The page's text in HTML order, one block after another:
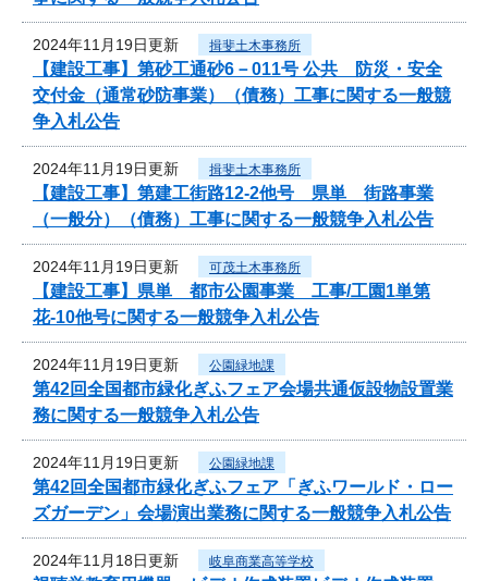
2024年11月19日更新 揖斐土木事務所
【建設工事】第砂工通砂6－011号 公共 防災・安全
交付金（通常砂防事業）（債務）工事に関する一般競
争入札公告
2024年11月19日更新 揖斐土木事務所
【建設工事】第建工街路12-2他号 県単 街路事業
（一般分）（債務）工事に関する一般競争入札公告
2024年11月19日更新 可茂土木事務所
【建設工事】県単 都市公園事業 工事/工園1単第
花-10他号に関する一般競争入札公告
2024年11月19日更新 公園緑地課
第42回全国都市緑化ぎふフェア会場共通仮設物設置業
務に関する一般競争入札公告
2024年11月19日更新 公園緑地課
第42回全国都市緑化ぎふフェア「ぎふワールド・ロー
ズガーデン」会場演出業務に関する一般競争入札公告
2024年11月18日更新 岐阜商業高等学校